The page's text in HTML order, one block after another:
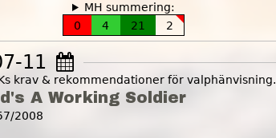
MH summering:
0
4 21 2
11
krav & rekommendationer för valphänvisning.
A Working Soldier
2008